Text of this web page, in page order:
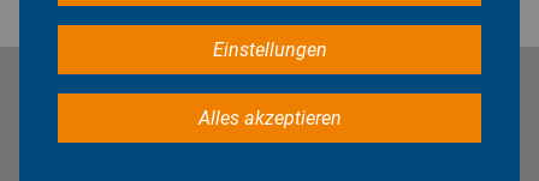
Einstellungen
Alles akzeptieren
Impressum Datenschutz Cookie-Einstellungen